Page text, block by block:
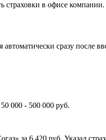
страховки в офисе компании.
сразу после
000 - 500 000 руб.
за 6 420 руб. Указал